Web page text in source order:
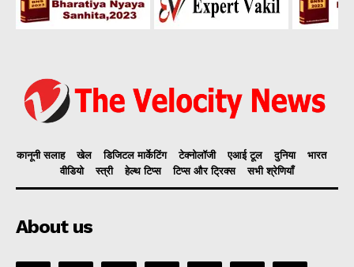
कानूनी सलाह खेल डिजिटल मार्केटिंग टेक्नोलॉजी एआई टूल दुनिया
भारत
वीडियो
स्त्री हेल्थ टिप्स टिप्स और ट्रिक्स सभी श्रेणियाँ
About us